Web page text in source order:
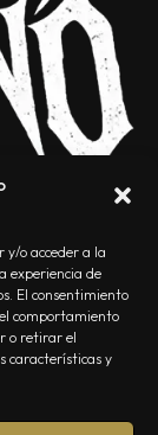
y/o acceder a la
experiencia de
El consentimiento
comportamiento
o retirar el
características y
DE PRIVACIDAD